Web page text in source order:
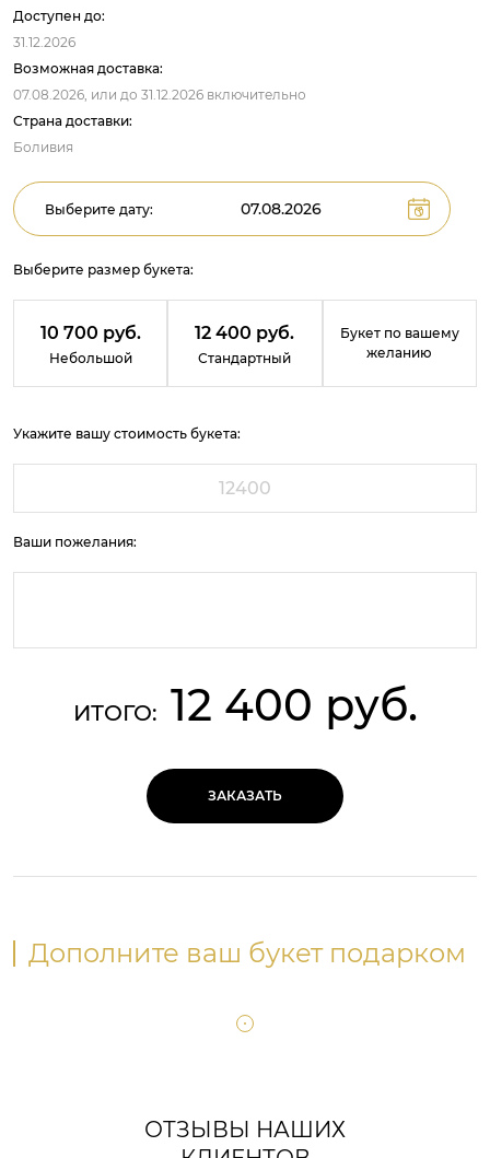
Доступен до:
31.12.2026
Возможная доставка:
07.08.2026, или до 31.12.2026 включительно
Страна доставки:
Боливия
Выберите дату:
Выберите размер букета:
10 700 руб.
Небольшой
12 400 руб.
Стандартный
Букет по вашему
желанию
Укажите вашу стоимость букета:
Ваши пожелания:
ИТОГО: 12 400 руб.
ЗАКАЗАТЬ
Дополните ваш букет подарком
ОТЗЫВЫ НАШИХ